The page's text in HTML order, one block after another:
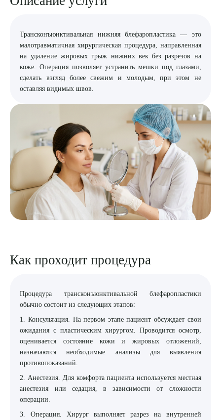
ЗАКАЗАТЬ ЗВОНОК
ЗАПИСЬ ОНЛАЙН
Трансконъюнктивальная нижняя блефаропластика — это
малотравматичная хирургическая процедура, направленная
на удаление жировых грыж нижних век без разрезов на
коже. Операция позволяет устранить мешки под глазами,
сделать взгляд более свежим и молодым, при этом не
оставляя видимых швов.
Как проходит процедура
Процедура трансконъюнктивальной блефаропластики
обычно состоит из следующих этапов:
1. Консультация. На первом этапе пациент обсуждает свои
ожидания с пластическим хирургом. Проводится осмотр,
оценивается состояние кожи и жировых отложений,
назначаются необходимые анализы для выявления
противопоказаний.
2. Анестезия. Для комфорта пациента используется местная
анестезия или седация, в зависимости от сложности
операции.
3. Операция. Хирург выполняет разрез на внутренней